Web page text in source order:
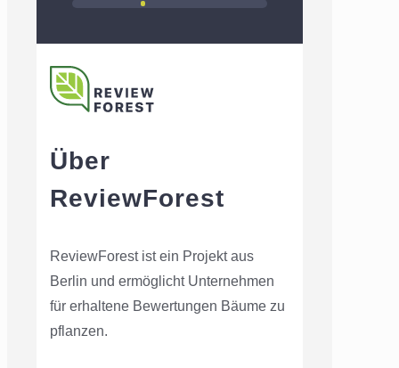
Über
ReviewForest
ReviewForest ist ein Projekt aus
Berlin und ermöglicht Unternehmen
für erhaltene Bewertungen Bäume zu
pflanzen.